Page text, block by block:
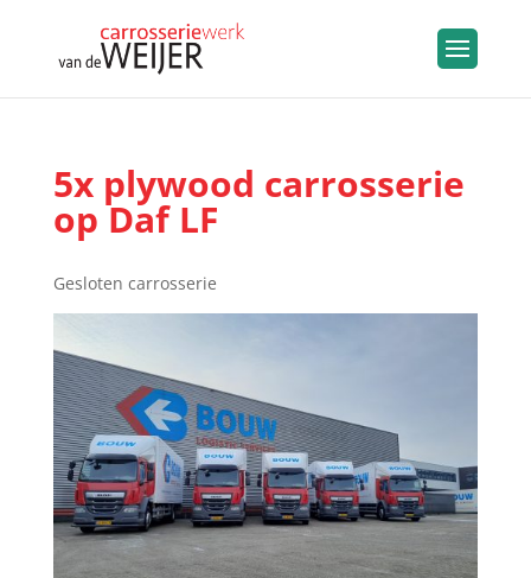
5x plywood carrosserie
op Daf LF
Gesloten carrosserie